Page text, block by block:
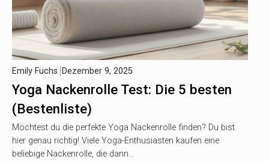
Yoga Nackenrolle Test: Die 5 besten
(Bestenliste)
Emily Fuchs Dezember 9, 2025
Möchtest du die perfekte Yoga Nackenrolle finden? Du bist
hier genau richtig! Viele Yoga-Enthusiasten kaufen eine
beliebige Nackenrolle, die dann…